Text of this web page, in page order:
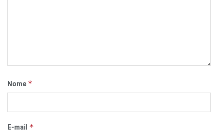
Nome *
E-mail *